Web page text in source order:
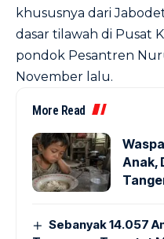
khususnya dari
dasar tilawah di Pusat
pondok Pesantren
November lalu.
More Read
Anak,
Sebanyak 14.057